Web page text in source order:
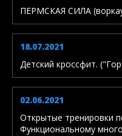
ПЕРМСКАЯ СИЛА
18.07.2021
Детский кроссфит.
02.06.2021
Открытые тренировки
Функциональному